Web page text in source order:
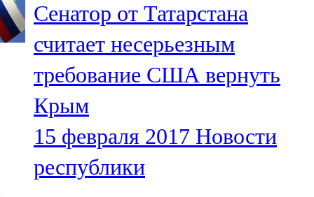
106,1 FM
Кама тамагы
71,51 FM
Кукмара
107,9 FM
Лениногорский
Сенатор от Татарстана
считает несерьезным
требование США вернуть
Крым
15 февраля 2017 Новости
республики